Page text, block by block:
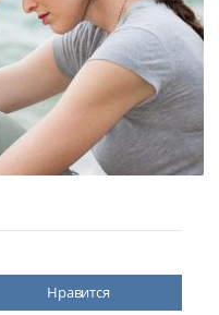
Нравится